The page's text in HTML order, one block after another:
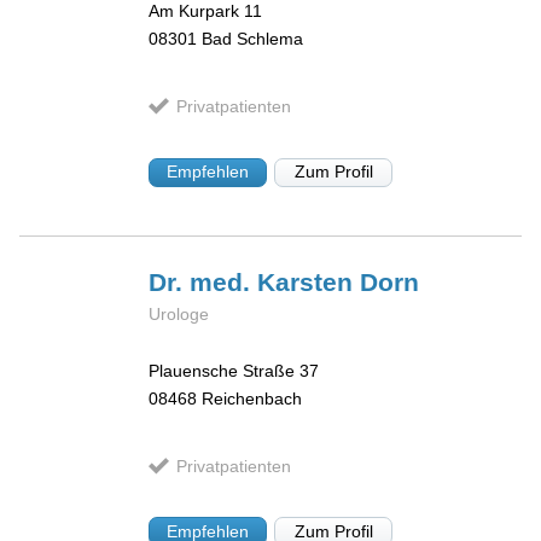
Am Kurpark 11
08301 Bad Schlema
Privatpatienten
Empfehlen Zum Profil
Dr. med. Karsten Dorn
Urologe
Plauensche Straße 37
08468 Reichenbach
Privatpatienten
Empfehlen Zum Profil